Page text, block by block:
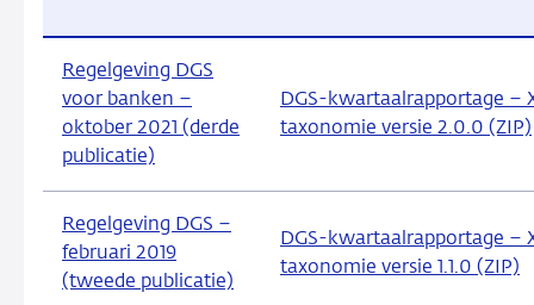
Regelgeving DGS
voor banken –
oktober 2021 (derde
publicatie)
DGS-kwartaalrapportage –
taxonomie versie 2.0.0 (ZIP)
Regelgeving DGS –
februari 2019
(tweede publicatie)
DGS-kwartaalrapportage –
taxonomie versie 1.1.0 (ZIP)